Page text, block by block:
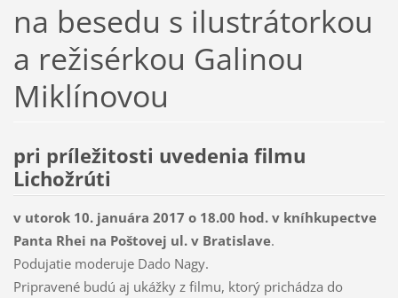
na besedu s ilustrátorkou
a režisérkou Galinou
Miklínovou
pri príležitosti uvedenia filmu
Lichožrúti
v utorok 10. januára 2017 o 18.00 hod. v kníhkupectve
Panta Rhei na Poštovej ul. v Bratislave.
Podujatie moderuje Dado Nagy.
Pripravené budú aj ukážky z filmu, ktorý prichádza do